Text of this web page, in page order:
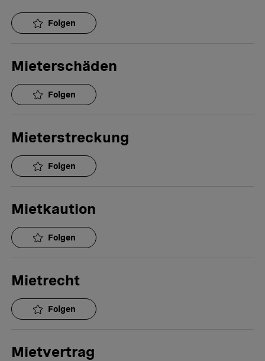
Folgen
Mieterschäden
Folgen
Mieterstreckung
Folgen
Mietkaution
Folgen
Mietrecht
Folgen
Mietvertrag